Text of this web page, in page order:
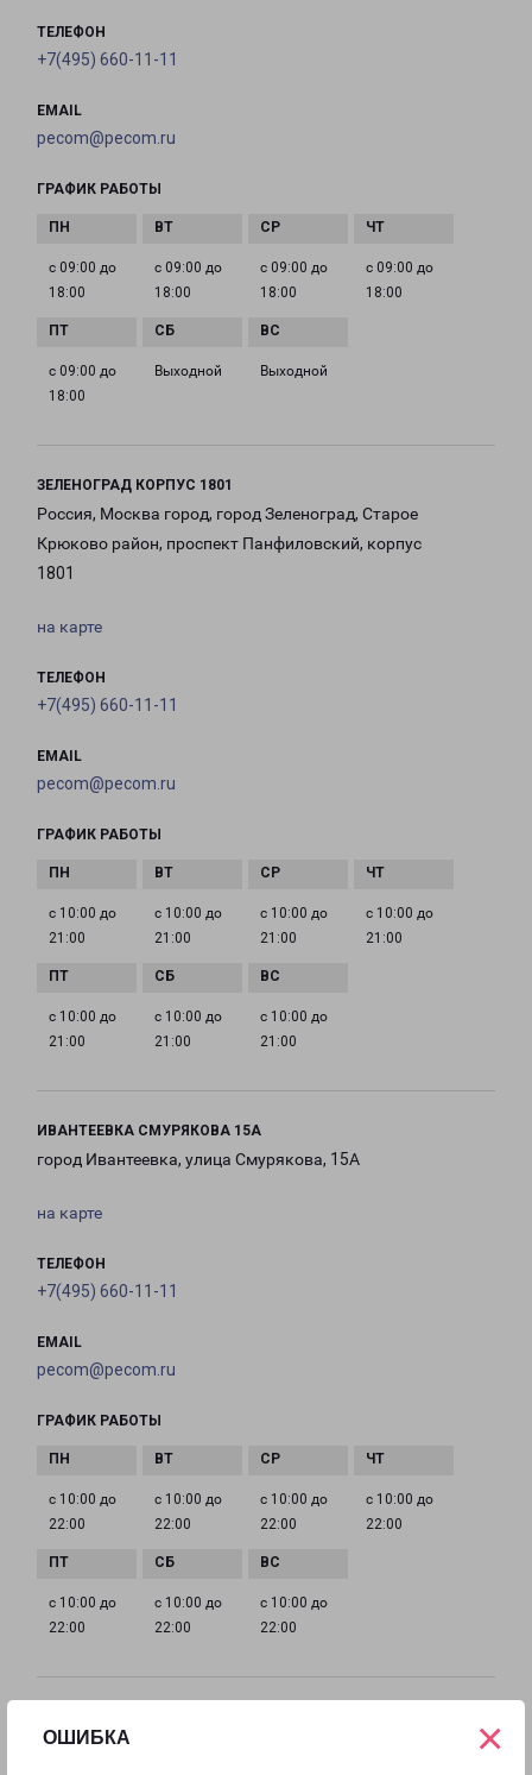
ОШИБКА ×
ТЕЛЕФОН
+7(495) 660-11-11
EMAIL
pecom@pecom.ru
ГРАФИК РАБОТЫ
с 09:00 до
18:00
с 09:00 до
18:00
с 09:00 до
18:00
с 09:00 до
18:00
с 09:00 до
18:00
Выходной Выходной
ЗЕЛЕНОГРАД КОРПУС 1801
Россия, Москва город, город Зеленоград, Старое
Крюково район, проспект Панфиловский, корпус
1801
на карте
ТЕЛЕФОН
+7(495) 660-11-11
EMAIL
pecom@pecom.ru
ГРАФИК РАБОТЫ
с 10:00 до
21:00
с 10:00 до
21:00
с 10:00 до
21:00
с 10:00 до
21:00
с 10:00 до
21:00
с 10:00 до
21:00
с 10:00 до
21:00
ИВАНТЕЕВКА СМУРЯКОВА 15А
город Ивантеевка, улица Смурякова, 15А
на карте
ТЕЛЕФОН
+7(495) 660-11-11
EMAIL
pecom@pecom.ru
ГРАФИК РАБОТЫ
с 10:00 до
22:00
с 10:00 до
22:00
с 10:00 до
22:00
с 10:00 до
22:00
с 10:00 до
22:00
с 10:00 до
22:00
с 10:00 до
22:00
Московская область, улица Московская, 9